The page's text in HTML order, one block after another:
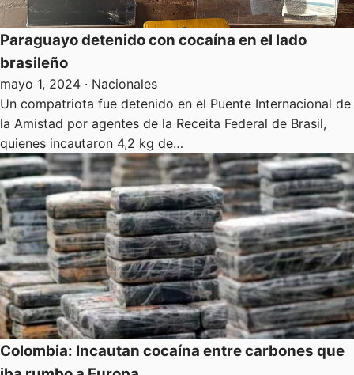
Paraguayo detenido con cocaína en el lado
brasileño
mayo 1, 2024 · Nacionales
Un compatriota fue detenido en el Puente Internacional de
la Amistad por agentes de la Receita Federal de Brasil,
quienes incautaron 4,2 kg de…
Colombia: Incautan cocaína entre carbones que